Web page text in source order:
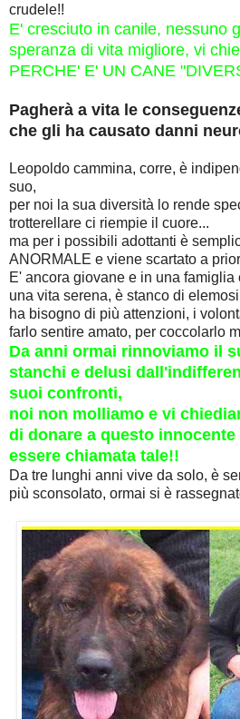
crudele!!
E' cresciuto in canile, nessuno
speranza di vita migliore, vi
PERCHE' E' UN CANE
Pagherà a vita le
che gli ha causato danni
Leopoldo cammina, corre, è
suo,
per noi la sua diversità lo rende
trotterellare ci riempie il cuore...
ma per i possibili adottanti è
ANORMALE e viene scartato a
E' ancora giovane e in una
una vita serena, è stanco di
ha bisogno di più attenzioni, i
farlo sentire amato, per coccolarlo
Da anni ormai rinnoviamo il
stanchi e delusi
suoi confronti,
noi non molliamo e vi
di donare a questo
essere chiamata tale!!
Da tre lunghi anni vive da solo, è
più sconsolato, ormai si è